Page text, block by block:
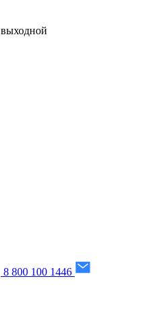
выходной
8 800 100 1446